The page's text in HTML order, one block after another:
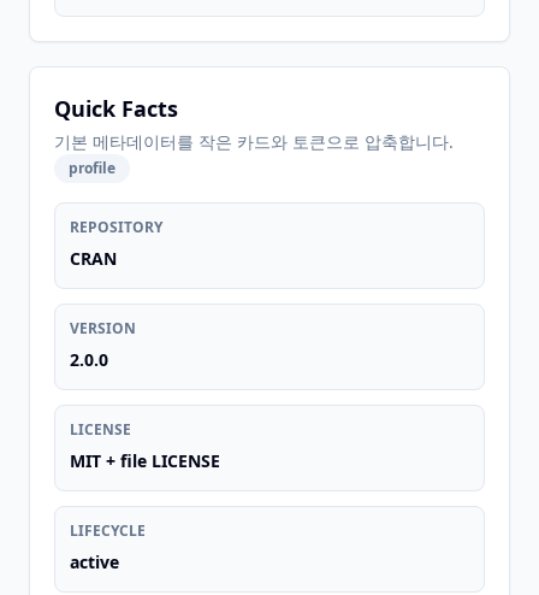
Quick Facts
기본 메타데이터를 작은 카드와 토큰으로 압축합니다.
profile
REPOSITORY
CRAN
VERSION
2.0.0
LICENSE
MIT + file LICENSE
LIFECYCLE
active